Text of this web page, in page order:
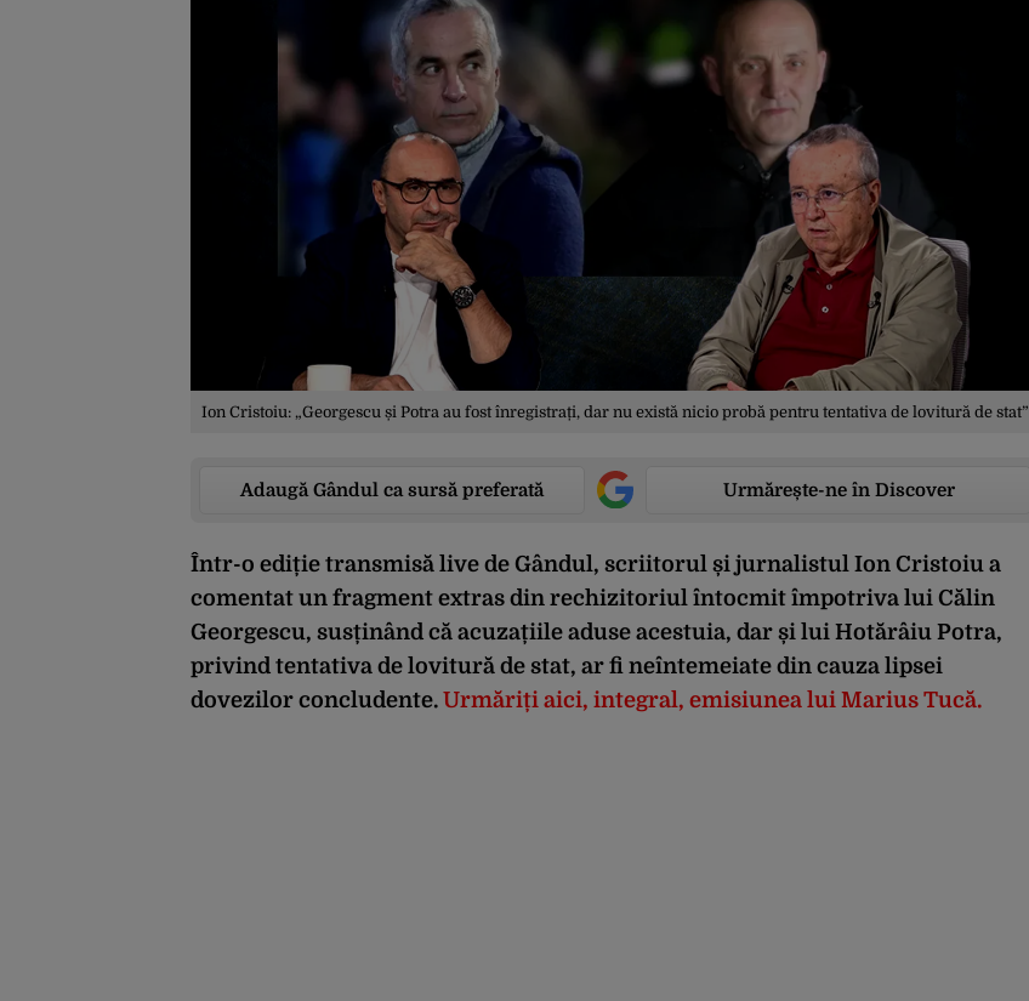
Ion Cristoiu: „Georgescu și Potra au fost înregistrați, dar nu există nicio probă pentru tentativa de lovitură de stat”
Adaugă Gândul ca sursă preferată Urmărește-ne în Discover
Într-o ediție transmisă live de Gândul, scriitorul și jurnalistul Ion Cristoiu a
comentat un fragment extras din rechizitoriul întocmit împotriva lui Călin
Georgescu, susținând că acuzațiile aduse acestuia, dar și lui Hotărâiu Potra,
privind tentativa de lovitură de stat, ar fi neîntemeiate din cauza lipsei
dovezilor concludente. Urmăriți aici, integral, emisiunea lui Marius Tucă.